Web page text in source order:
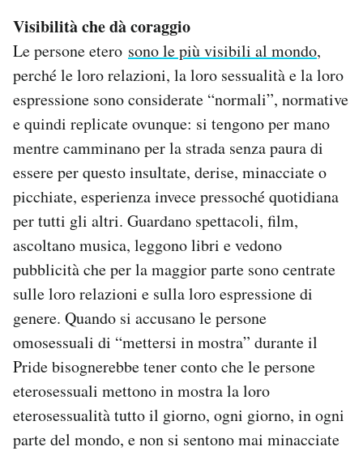
Visibilità che dà coraggio
Le persone etero sono le più visibili al mondo,
perché le loro relazioni, la loro sessualità e la loro
espressione sono considerate “normali”, normative
e quindi replicate ovunque: si tengono per mano
mentre camminano per la strada senza paura di
essere per questo insultate, derise, minacciate o
picchiate, esperienza invece pressoché quotidiana
per tutti gli altri. Guardano spettacoli, film,
ascoltano musica, leggono libri e vedono
pubblicità che per la maggior parte sono centrate
sulle loro relazioni e sulla loro espressione di
genere. Quando si accusano le persone
omosessuali di “mettersi in mostra” durante il
Pride bisognerebbe tener conto che le persone
eterosessuali mettono in mostra la loro
eterosessualità tutto il giorno, ogni giorno, in ogni
parte del mondo, e non si sentono mai minacciate